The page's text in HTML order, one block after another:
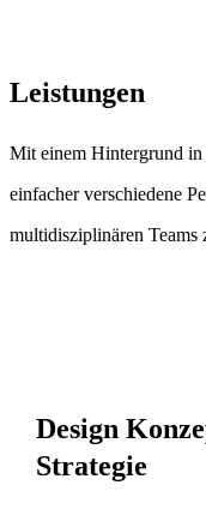
Leistungen
Mit einem Hintergrund in
einfacher verschiedene
multidisziplinären Teams
Design
Strategie